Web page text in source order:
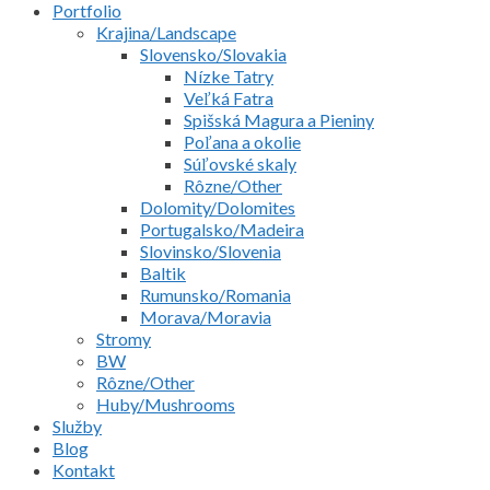
Portfolio
Krajina/Landscape
Slovensko/Slovakia
Nízke Tatry
Veľká Fatra
Spišská Magura a Pieniny
Poľana a okolie
Súľovské skaly
Rôzne/Other
Dolomity/Dolomites
Portugalsko/Madeira
Slovinsko/Slovenia
Baltik
Rumunsko/Romania
Morava/Moravia
Stromy
BW
Rôzne/Other
Huby/Mushrooms
Služby
Blog
Kontakt